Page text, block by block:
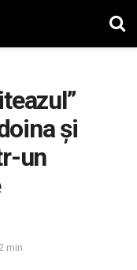
și
un
min